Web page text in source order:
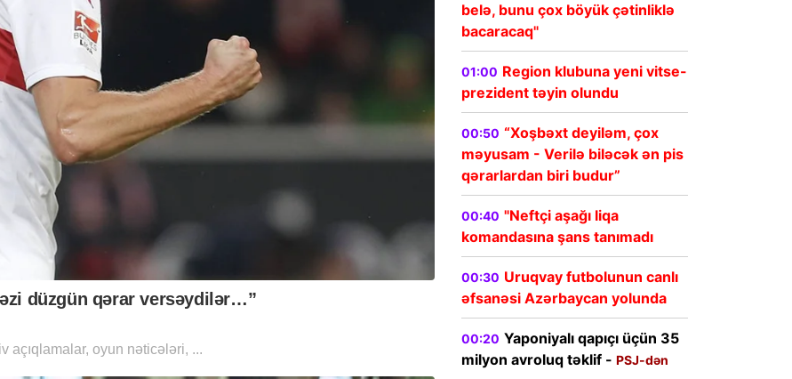
belə, bunu çox böyük çətinliklə
bacaracaq"
01:00 Region klubuna yeni vitse-
prezident təyin olundu
00:50 “Xoşbəxt deyiləm, çox
məyusam - Verilə biləcək ən pis
qərarlardan biri budur”
00:40 "Neftçi aşağı liqa
komandasına şans tanımadı
00:30 Uruqvay futbolunun canlı
əfsanəsi Azərbaycan yolunda
00:20 Yaponiyalı qapıçı üçün 35
milyon avroluq təklif - PSJ-dən